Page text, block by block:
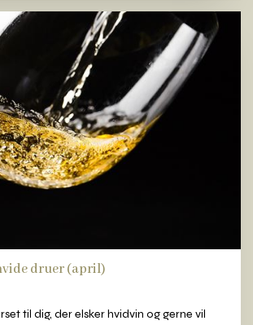
druer (april)
til dig, der elsker hvidvin og gerne vil